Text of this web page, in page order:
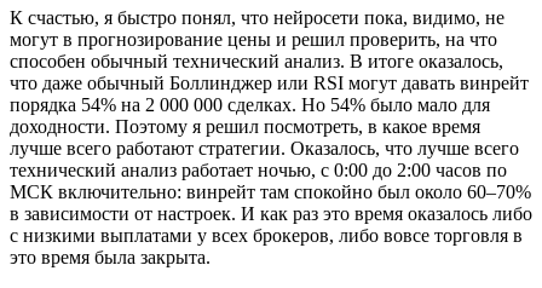
К счастью, я быстро понял, что нейросети пока, видимо, не
могут в прогнозирование цены и решил проверить, на что
способен обычный технический анализ. В итоге оказалось,
что даже обычный Боллинджер или RSI могут давать винрейт
порядка 54% на 2 000 000 сделках. Но 54% было мало для
доходности. Поэтому я решил посмотреть, в какое время
лучше всего работают стратегии. Оказалось, что лучше всего
технический анализ работает ночью, с 0:00 до 2:00 часов по
МСК включительно: винрейт там спокойно был около 60–70%
в зависимости от настроек. И как раз это время оказалось либо
с низкими выплатами у всех брокеров, либо вовсе торговля в
это время была закрыта.